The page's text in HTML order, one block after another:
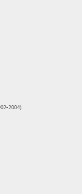
2004)